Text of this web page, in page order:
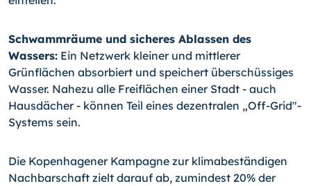
Schwammräume und sicheres Ablassen des
Wassers: Ein Netzwerk kleiner und mittlerer
Grünflächen absorbiert und speichert überschüssiges
Wasser. Nahezu alle Freiflächen einer Stadt - auch
Hausdächer - können Teil eines dezentralen „Off-Grid"-
Systems sein.
Die Kopenhagener Kampagne zur klimabeständigen
Nachbarschaft zielt darauf ab, zumindest 20% der